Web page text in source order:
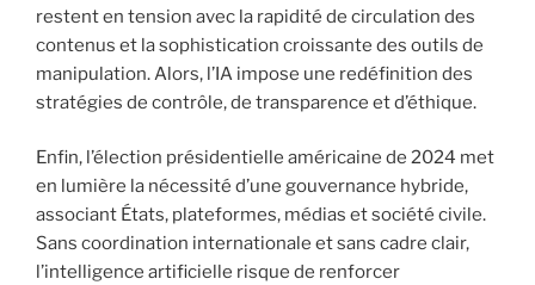
restent en tension avec la rapidité de circulation des
contenus et la sophistication croissante des outils de
manipulation. Alors, l’IA impose une redéfinition des
stratégies de contrôle, de transparence et d’éthique.
Enfin, l’élection présidentielle américaine de 2024 met
en lumière la nécessité d’une gouvernance hybride,
associant États, plateformes, médias et société civile.
Sans coordination internationale et sans cadre clair,
l’intelligence artificielle risque de renforcer